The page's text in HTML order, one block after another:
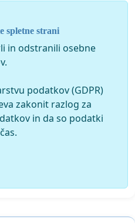
spletne strani
in odstranili osebne
podatkov (GDPR)
zakonit razlog za
in da so podatki